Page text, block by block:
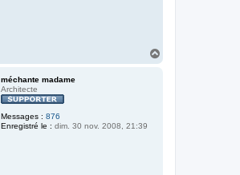
méchante madame
Architecte
Messages : 876
Enregistré le : dim. 30 nov. 2008, 21:39